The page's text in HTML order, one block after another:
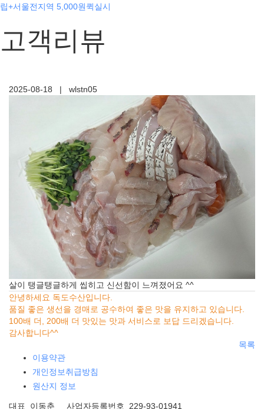
립+서울전지역 5,000원퀵실시
고객리뷰
2025-08-18 | wlstn05
살이 탱글탱글하게 씹히고 신선함이 느껴졌어요 ^^
안녕하세요 독도수산입니다.
품질 좋은 생선을 경매로 공수하여 좋은 맛을 유지하고 있습니다.
100배 더, 200배 더 맛있는 맛과 서비스로 보답 드리겠습니다.
감사합니다^^
목록
이용약관
개인정보취급방침
원산지 정보
대표 이동춘 사업자등록번호 229-93-01941